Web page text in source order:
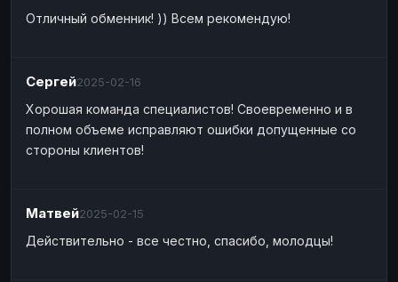
Отличный обменник! )) Всем рекомендую!
Сергей2025-02-16
Хорошая команда специалистов! Своевременно и в
полном объеме исправляют ошибки допущенные со
стороны клиентов!
Матвей2025-02-15
Действительно - все честно, спасибо, молодцы!